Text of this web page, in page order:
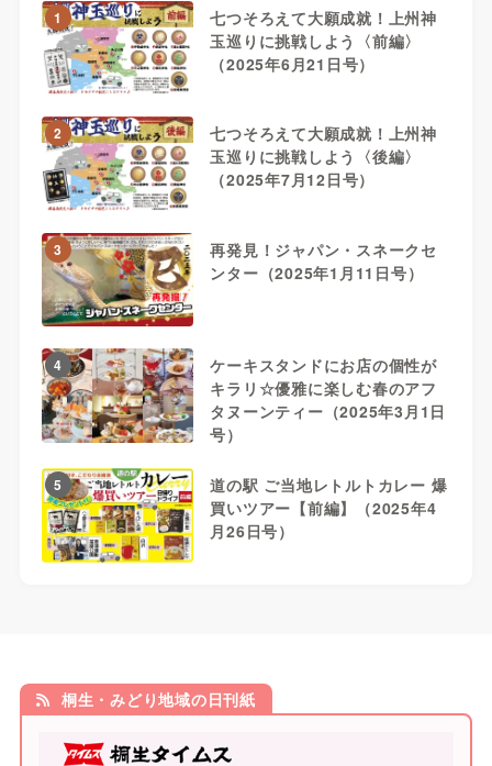
1
七つそろえて大願成就！上州神
玉巡りに挑戦しよう〈前編〉
（2025年6月21日号）
2
七つそろえて大願成就！上州神
玉巡りに挑戦しよう〈後編〉
（2025年7月12日号）
3
再発見！ジャパン・スネークセ
ンター（2025年1月11日号）
4
ケーキスタンドにお店の個性が
キラリ☆優雅に楽しむ春のアフ
タヌーンティー（2025年3月1日
号）
5
道の駅 ご当地レトルトカレー 爆
買いツアー【前編】（2025年4
月26日号）
桐生・みどり地域の日刊紙